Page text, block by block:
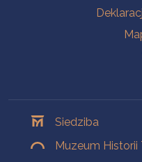
Siedziba
Muzeum Historii